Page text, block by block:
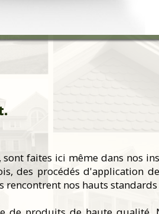
faites ici même dans nos
des procédés d'application
nos hauts